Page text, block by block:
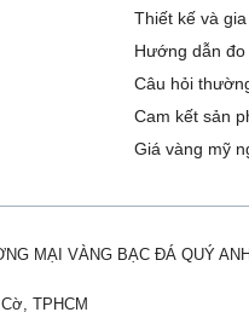
Thiết kế và
Hướng dẫn
Câu hỏi
Cam kết sản
Giá vàng mỹ
MẠI VÀNG BẠC ĐÁ QUÝ
TPHCM